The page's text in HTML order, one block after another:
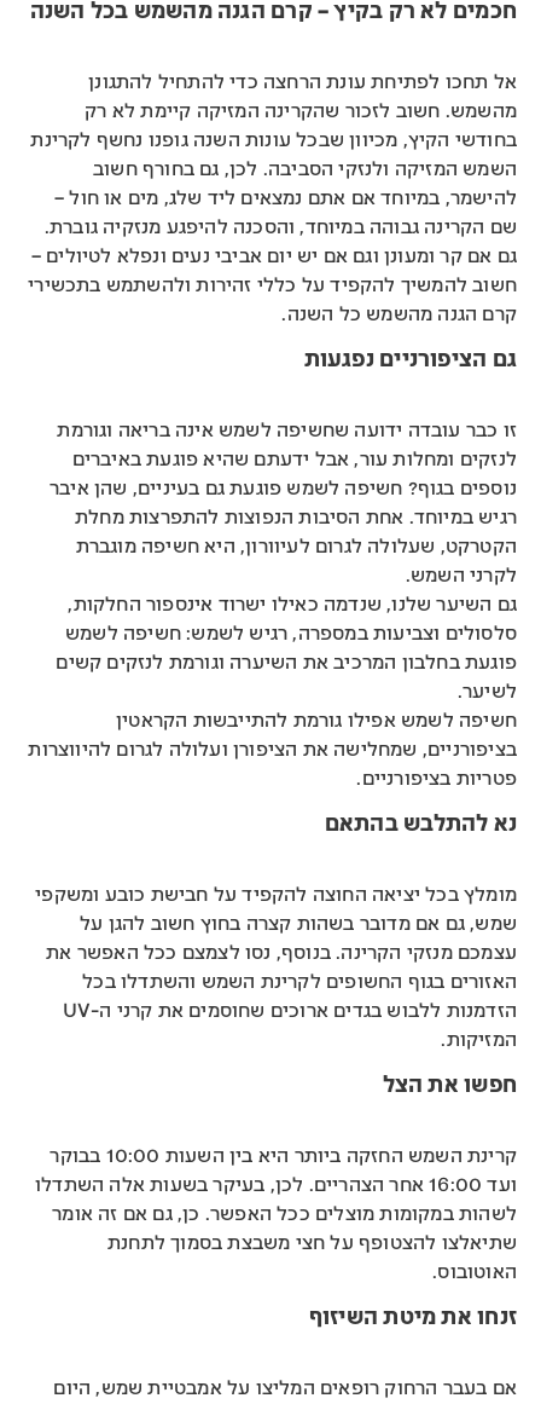
חכמים לא רק בקיץ – קרם הגנה מהשמש בכל השנה
אל תחכו לפתיחת עונת הרחצה כדי להתחיל להתגונן
מהשמש. חשוב לזכור שהקרינה המזיקה קיימת לא רק
בחודשי הקיץ, מכיוון שבכל עונות השנה גופנו נחשף לקרינת
השמש המזיקה ולנזקי הסביבה. לכן, גם בחורף חשוב
להישמר, במיוחד אם אתם נמצאים ליד שלג, מים או חול –
שם הקרינה גבוהה במיוחד, והסכנה להיפגע מנזקיה גוברת.
גם אם קר ומעונן וגם אם יש יום אביבי נעים ונפלא לטיולים –
חשוב להמשיך להקפיד על כללי זהירות ולהשתמש בתכשירי
קרם הגנה מהשמש כל השנה.
גם הציפורניים נפגעות
זו כבר עובדה ידועה שחשיפה לשמש אינה בריאה וגורמת
לנזקים ומחלות עור, אבל ידעתם שהיא פוגעת באיברים
נוספים בגוף? חשיפה לשמש פוגעת גם בעיניים, שהן איבר
רגיש במיוחד. אחת הסיבות הנפוצות להתפרצות מחלת
הקטרקט, שעלולה לגרום לעיוורון, היא חשיפה מוגברת
לקרני השמש.
גם השיער שלנו, שנדמה כאילו ישרוד אינספור החלקות,
סלסולים וצביעות במספרה, רגיש לשמש: חשיפה לשמש
פוגעת בחלבון המרכיב את השיערה וגורמת לנזקים קשים
לשיער.
חשיפה לשמש אפילו גורמת להתייבשות הקראטין
בציפורניים, שמחלישה את הציפורן ועלולה לגרום להיווצרות
פטריות בציפורניים.
נא להתלבש בהתאם
מומלץ בכל יציאה החוצה להקפיד על חבישת כובע ומשקפי
שמש, גם אם מדובר בשהות קצרה בחוץ חשוב להגן על
עצמכם מנזקי הקרינה. בנוסף, נסו לצמצם ככל האפשר את
האזורים בגוף החשופים לקרינת השמש והשתדלו בכל
הזדמנות ללבוש בגדים ארוכים שחוסמים את קרני ה-UV
המזיקות.
חפשו את הצל
קרינת השמש החזקה ביותר היא בין השעות 10:00 בבוקר
ועד 16:00 אחר הצהריים. לכן, בעיקר בשעות אלה השתדלו
לשהות במקומות מוצלים ככל האפשר. כן, גם אם זה אומר
שתיאלצו להצטופף על חצי משבצת בסמוך לתחנת
האוטובוס.
זנחו את מיטת השיזוף
אם בעבר הרחוק רופאים המליצו על אמבטיית שמש, היום